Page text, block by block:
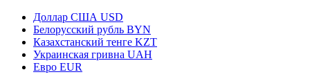
Доллар США USD
Белорусский рубль BYN
Казахстанский тенге KZT
Украинская гривна UAH
Евро EUR